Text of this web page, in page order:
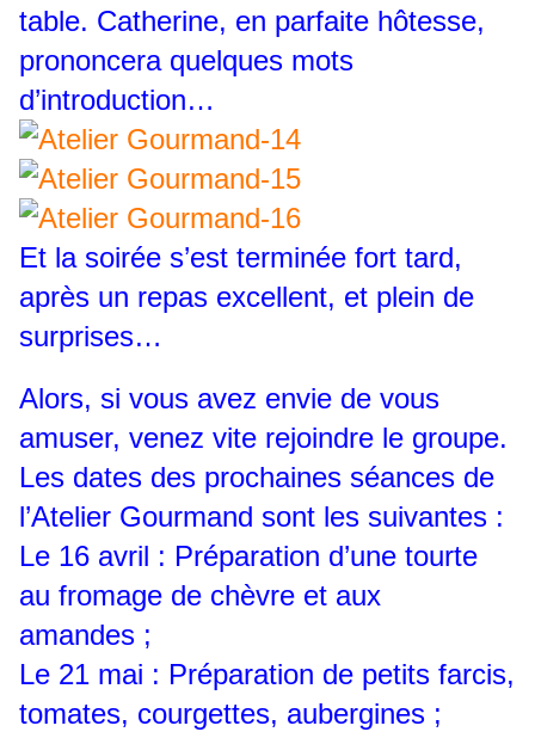
table. Catherine, en parfaite hôtesse,
prononcera quelques mots
d’introduction…
Et la soirée s’est terminée fort tard,
après un repas excellent, et plein de
surprises…
Alors, si vous avez envie de vous
amuser, venez vite rejoindre le groupe.
Les dates des prochaines séances de
l’Atelier Gourmand sont les suivantes :
Le 16 avril : Préparation d’une tourte
au fromage de chèvre et aux
amandes ;
Le 21 mai : Préparation de petits farcis,
tomates, courgettes, aubergines ;